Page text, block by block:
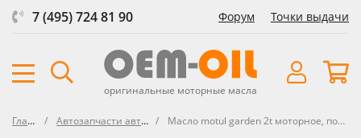
7 (495) 724 81 90 Форум Точки выдачи
оригинальные моторные масла
Главная Автозапчасти автосозданные Масло motul garden 2t моторное, полусинт. для двух Motul